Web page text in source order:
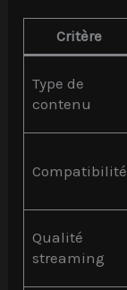
Critère
Type de
contenu
Compatibilité
Qualité
streaming